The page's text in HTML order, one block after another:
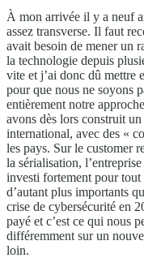
À mon arrivée il y a neuf
assez transverse. Il faut
avait besoin de mener un
la technologie depuis
vite et j’ai donc dû mettre
pour que nous ne soyons
entièrement notre
avons dès lors construit
international, avec des «
les pays. Sur le customer
la sérialisation,
investi fortement pour
d’autant plus importants
crise de cybersécurité en
payé et c’est ce qui nous
différemment sur un
loin.